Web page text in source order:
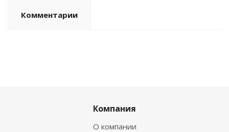
Комментарии
Компания
О компании